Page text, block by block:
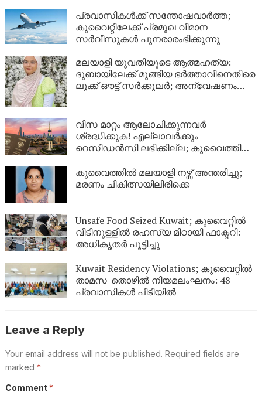
പ്രവാസികൾക്ക് സന്തോഷവാർത്ത;
കുവൈറ്റിലേക്ക് പ്രമുഖ വിമാന
സർവീസുകൾ പുനരാരംഭിക്കുന്നു
മലയാളി യുവതിയുടെ ആത്മഹത്യ:
ദുബായിലേക്ക് മുങ്ങിയ ഭർത്താവിനെതിരെ
ലുക്ക് ഔട്ട് സർക്കുലർ; അന്വേഷണം
വിസ മാറ്റം ആലോചിക്കുന്നവർ
ശ്രദ്ധിക്കുക! എല്ലാവർക്കും
റെസിഡൻസി ലഭിക്കില്ല; കുവൈത്തിന്റെ
കുവൈത്തിൽ മലയാളി നഴ്സ് അന്തരിച്ചു;
മരണം ചികിത്സയിലിരിക്കെ
Unsafe Food Seized Kuwait; കുവൈറ്റിൽ
വീടിനുള്ളിൽ രഹസ്യ മിഠായി ഫാക്ടറി:
അധികൃതർ പൂട്ടിച്ചു
Kuwait Residency Violations; കുവൈറ്റിൽ
താമസ-തൊഴിൽ നിയമലംഘനം: 48
പ്രവാസികൾ പിടിയിൽ
Leave a Reply
Your email address will not be published. Required fields are
marked *
Comment *